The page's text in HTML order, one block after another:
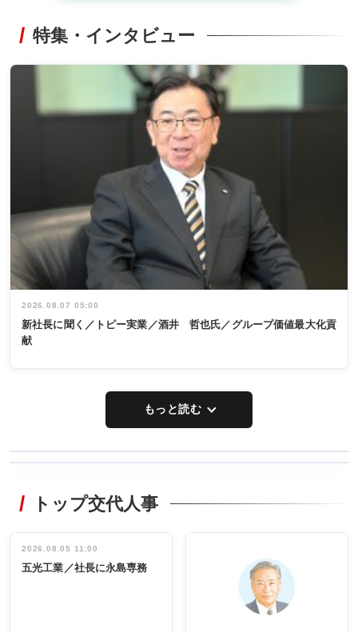
特集・インタビュー
2026.08.07 05:00
新社長に聞く／トピー実業／酒井 哲也氏／グループ価値最大化貢
献
もっと読む
非鉄業界で
インタビュ
ー／社内ア
タックトレー
祝う 業界関
係者ら220人
出席
トップ交代人事
2026.08.05 11:00
五光工業／社長に永島専務